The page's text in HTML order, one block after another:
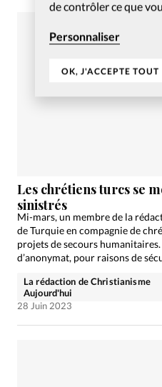
de contrôler ce que
Personnaliser
OK, J'ACCEPTE TOUT
Les chrétiens turcs se
sinistrés
Mi-mars, un membre de la
de Turquie en compagnie de
projets de secours
d’anonymat, pour raisons de
La rédaction de Christianisme
Aujourd'hui
28 Juin 2023